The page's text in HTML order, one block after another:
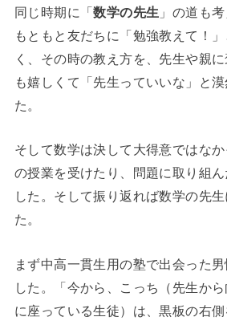
同じ時期に「数学の先生 」の道も
もともと友だちに「勉強教えて！
く、その時の教え方を、先生や親
も嬉しくて「先生っていいな」と
た。
そして数学は決して大得意ではな
の授業を受けたり、問題に取り組
した。そして振り返れば数学の先
た。
まず中高一貫生用の塾で出会った
した。「今から、こっち（先生か
に座っている生徒）は、黒板の右